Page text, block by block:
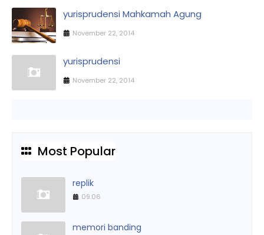
yurisprudensi Mahkamah Agung
November 22, 2014
yurisprudensi
November 22, 2014
Most Popular
replik
09.06
memori banding